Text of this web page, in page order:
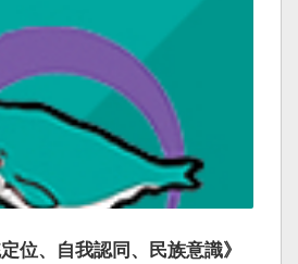
位、自我認同、民族意識》